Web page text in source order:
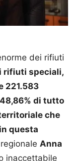
dei rifiuti
rifiuti speciali,
221.583
di tutto
che
questa
Anna
inaccettabile